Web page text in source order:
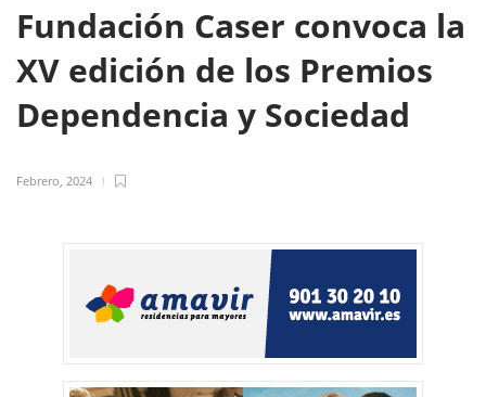
Fundación Caser convoca la
XV edición de los Premios
Dependencia y Sociedad
Febrero, 2024